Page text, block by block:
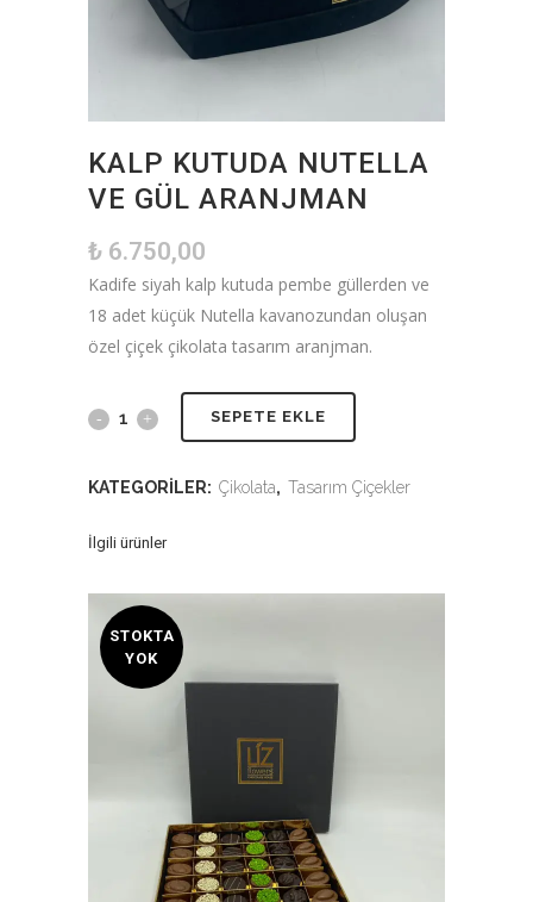
KALP KUTUDA NUTELLA
VE GÜL ARANJMAN
₺ 6.750,00
Kadife siyah kalp kutuda pembe güllerden ve
18 adet küçük Nutella kavanozundan oluşan
özel çiçek çikolata tasarım aranjman.
SEPETE EKLE
KATEGORILER: Çikolata, Tasarım Çiçekler
İlgili ürünler
STOKTA
YOK